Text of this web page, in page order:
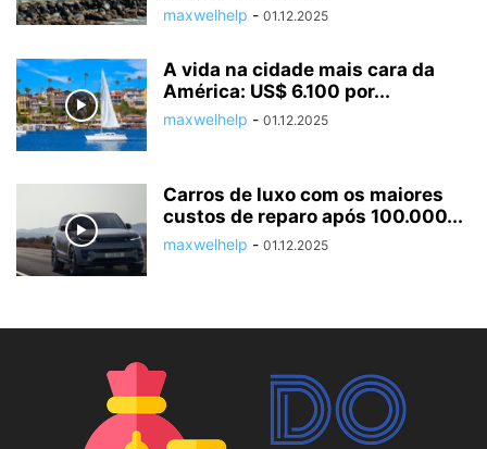
maxwelhelp - 01.12.2025
A vida na cidade mais cara da
América: US$ 6.100 por...
maxwelhelp - 01.12.2025
Carros de luxo com os maiores
custos de reparo após 100.000...
maxwelhelp - 01.12.2025